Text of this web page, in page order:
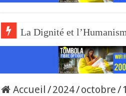
La Dignité et
Accueil /2024/octobre/